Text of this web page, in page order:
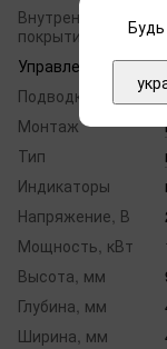
Внутреннее
покрытие бака
Управление
Подводка труб
Монтаж
Тип
Индикаторы
Напряжение, В
Мощность, кВт
Высота, мм
Глубина, мм
Ширина, мм
Будь